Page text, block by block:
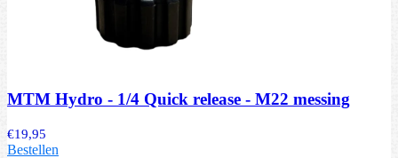
MTM Hydro - 1/4 Quick release - M22 messing
€19,95
Bestellen